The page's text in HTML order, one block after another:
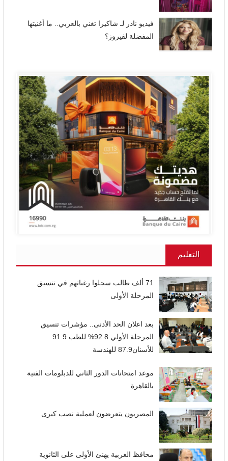
فيديو نادر لـ شاكيرا تغني بالعربي.. ما أغنيتها
المفضلة لفيروز؟
التعليم
71 ألف طالب سجلوا رغباتهم في تنسيق
المرحلة الأولى
بعد اعلان الحد الأدنى.. مؤشرات تنسيق
المرحلة الأولي 92.8% للطب 91.9
للأسنان87.9 للهندسة
موعد امتحانات الدور الثاني للدبلومات الفنية
بالقاهرة
المصريون يتعرضون لعملية نصب كبرى
محافظ الغربية يهنئ الأولى على الثانوية